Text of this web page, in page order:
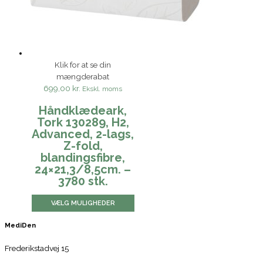
Klik for at se din
mængderabat
699,00 kr. Ekskl. moms
Håndklædeark,
Tork 130289, H2,
Advanced, 2-lags,
Z-fold,
blandingsfibre,
24×21,3/8,5cm. –
3780 stk.
VÆLG MULIGHEDER
MediDen
Frederikstadvej 15